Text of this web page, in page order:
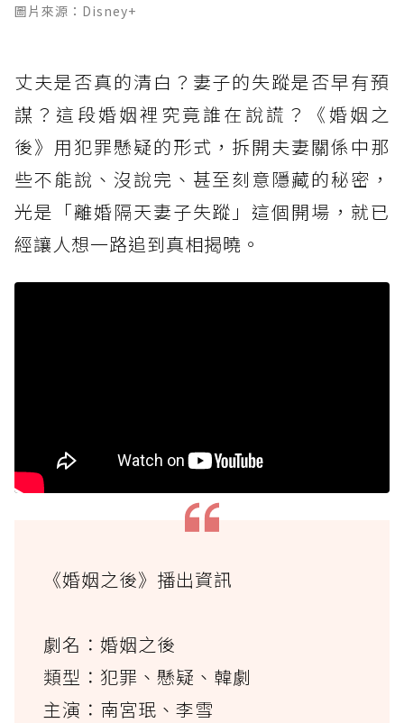
圖片來源：Disney+
丈夫是否真的清白？妻子的失蹤是否早有預
謀？這段婚姻裡究竟誰在說謊？《婚姻之
後》用犯罪懸疑的形式，拆開夫妻關係中那
些不能說、沒說完、甚至刻意隱藏的秘密，
光是「離婚隔天妻子失蹤」這個開場，就已
經讓人想一路追到真相揭曉。
《婚姻之後》播出資訊
劇名：婚姻之後
類型：犯罪、懸疑、韓劇
主演：南宮珉、李雪